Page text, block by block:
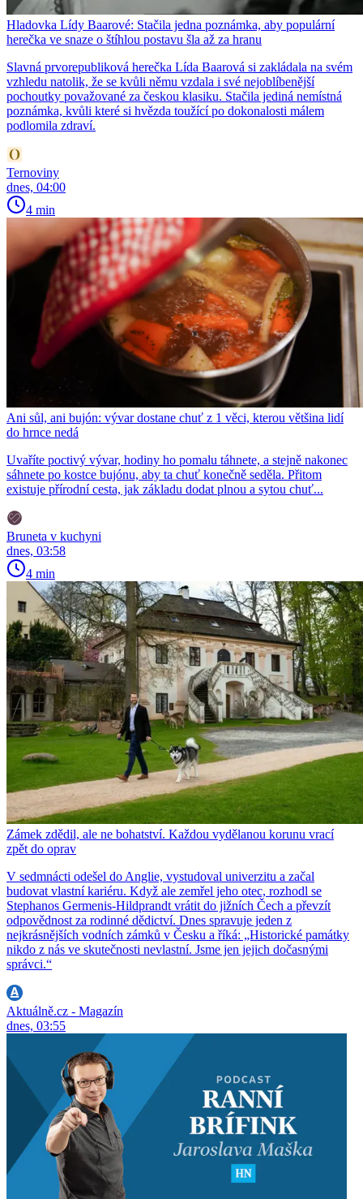
Hladovka Lídy Baarové: Stačila jedna poznámka, aby populární
herečka ve snaze o štíhlou postavu šla až za hranu
Slavná prvorepubliková herečka Lída Baarová si zakládala na svém
vzhledu natolik, že se kvůli němu vzdala i své nejoblíbenější
pochoutky považované za českou klasiku. Stačila jediná nemístná
poznámka, kvůli které si hvězda toužící po dokonalosti málem
podlomila zdraví.
Ternoviny
dnes, 04:00
4 min
Ani sůl, ani bujón: vývar dostane chuť z 1 věci, kterou většina lidí
do hrnce nedá
Uvaříte poctivý vývar, hodiny ho pomalu táhnete, a stejně nakonec
sáhnete po kostce bujónu, aby ta chuť konečně seděla. Přitom
existuje přírodní cesta, jak základu dodat plnou a sytou chuť...
Bruneta v kuchyni
dnes, 03:58
4 min
Zámek zdědil, ale ne bohatství. Každou vydělanou korunu vrací
zpět do oprav
V sedmnácti odešel do Anglie, vystudoval univerzitu a začal
budovat vlastní kariéru. Když ale zemřel jeho otec, rozhodl se
Stephanos Germenis-Hildprandt vrátit do jižních Čech a převzít
odpovědnost za rodinné dědictví. Dnes spravuje jeden z
nejkrásnějších vodních zámků v Česku a říká: „Historické památky
nikdo z nás ve skutečnosti nevlastní. Jsme jen jejich dočasnými
správci.“
Aktuálně.cz - Magazín
dnes, 03:55